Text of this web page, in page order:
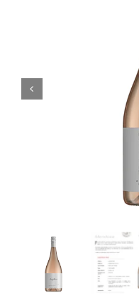
Contacto